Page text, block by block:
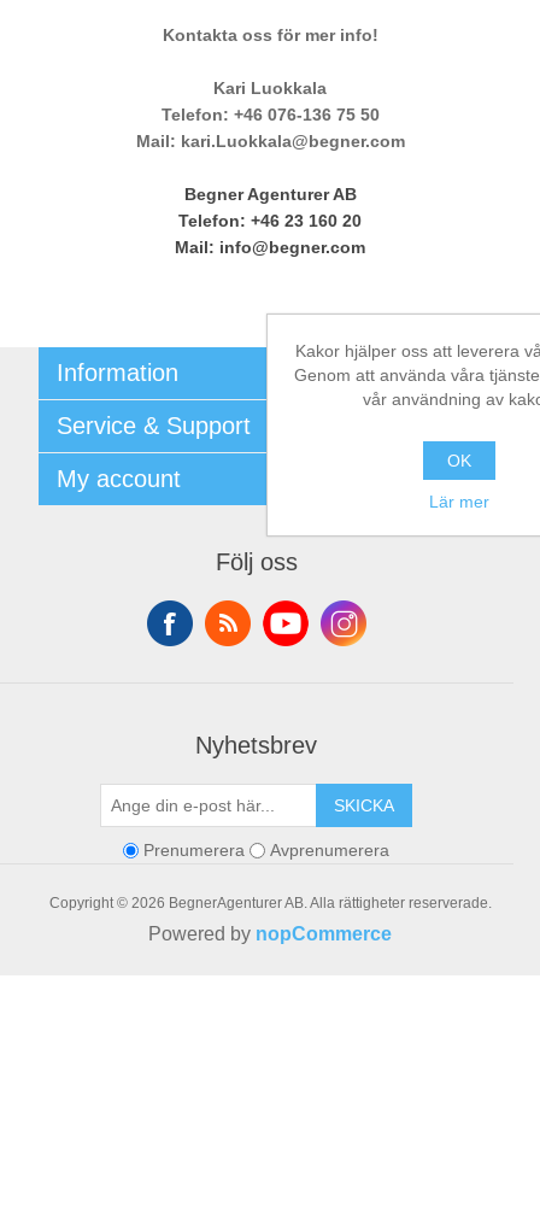
Kontakta oss för mer info!
Kari Luokkala
Telefon: +46 076-136 75 50
Mail: kari.Luokkala@begner.com
Begner Agenturer AB
Telefon: +46 23 160 20
Mail: info@begner.com
Information
Integritetspolicy
Terms & Conditions
Begner System / iba Nordic
Service & Support
Leverantörslista
My account
Följ oss
Nyhetsbrev
SKICKA
Prenumerera Avprenumerera
Copyright © 2026 BegnerAgenturer AB. Alla rättigheter reserverade.
Powered by nopCommerce
Kakor hjälper oss att leverera
Genom att använda våra
vår användning av
OK
Lär mer